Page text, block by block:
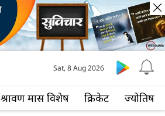
श्रावण मास विशेष क्रिकेट ज्योतिष
Sat, 8 Aug 2026